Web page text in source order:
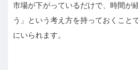
市場が下がっているだけで、時間が
う」という考え方を持っておくこと
にいられます。